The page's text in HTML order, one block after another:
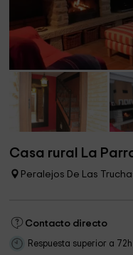
Casa rural La
Peralejos De Las
Contacto directo
Respuesta superior a 72h